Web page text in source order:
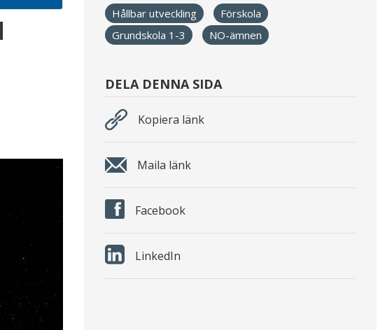
Hållbar utveckling
Förskola
Grundskola 1-3
NO-ämnen
DELA DENNA SIDA
Kopiera länk
Maila länk
Facebook
LinkedIn